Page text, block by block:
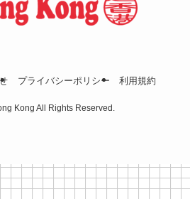
プライバシーポリシー 利⽤規約
Kong All Rights Reserved.